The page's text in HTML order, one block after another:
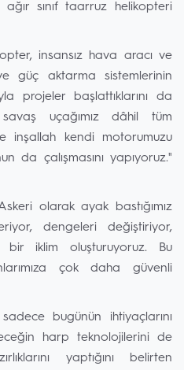
sınıf taarruz helikopteri
insansız hava aracı ve
güç aktarma sistemlerinin
projeler başlattıklarını da
uçağımız dâhil tüm
inşallah kendi motorumuzu
da çalışmasını yapıyoruz."
olarak ayak bastığımız
dengeleri değiştiriyor,
bir iklim oluşturuyoruz. Bu
çok daha güvenli
bugünün ihtiyaçlarını
harp teknolojilerini de
yaptığını belirten